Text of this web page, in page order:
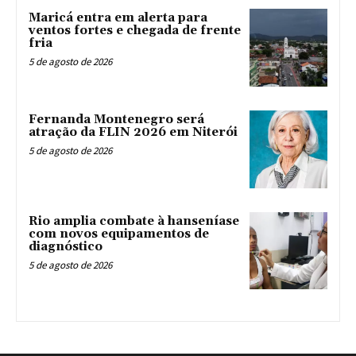
Maricá entra em alerta para
ventos fortes e chegada de frente
fria
5 de agosto de 2026
Fernanda Montenegro será
atração da FLIN 2026 em Niterói
5 de agosto de 2026
Rio amplia combate à hanseníase
com novos equipamentos de
diagnóstico
5 de agosto de 2026